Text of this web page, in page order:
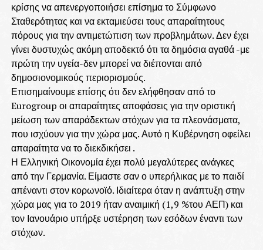
κρίσης να απενεργοποιήσει επίσημα το Σύμφωνο
Σταθερότητας και να εκταμιεύσει τους απαραίτητους
πόρους για την αντιμετώπιση των προβλημάτων. Δεν έχει
γίνει δυστυχώς ακόμη αποδεκτό ότι τα δημόσια αγαθά -με
πρώτη την υγεία-δεν μπορεί να διέπονται από
δημοσιονομικούς περιορισμούς.
Επισημαίνουμε επίσης ότι δεν ελήφθησαν από το
Eurogroup οι απαραίτητες αποφάσεις για την οριστική
μείωση των απαράδεκτων στόχων για τα πλεονάσματα,
που ισχύουν για την χώρα μας. Αυτό η Κυβέρνηση οφείλει
απαραίτητα να το διεκδικήσει .
Η Ελληνική Οικονομία έχει πολύ μεγαλύτερες ανάγκες
από την Γερμανία. Είμαστε σαν ο υπερήλικας με το παιδί
απέναντι στον κορωνοϊό. Ιδιαίτερα όταν η ανάπτυξη στην
χώρα μας για το 2019 ήταν αναιμική (1,9 %του ΑΕΠ) και
τον Ιανουάριο υπήρξε υστέρηση των εσόδων έναντι των
στόχων.